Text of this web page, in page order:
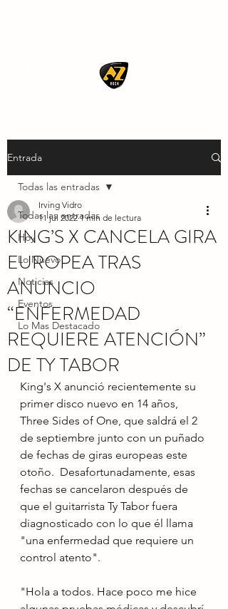
Entrada
Todas las entradas
Hoy
Lo Nuevo
Noticias
Eventos
Lo Mas Destacado
Todas las entradas
KING’S X CANCELA GIRA
EUROPEA TRAS
ANUNCIO
“ENFERMEDAD
REQUIERE ATENCIÓN”
DE TY TABOR
Irving Vidro
11 jul 2022 1 min de lectura
King's X anunció recientemente su
primer disco nuevo en 14 años,
Three Sides of One, que saldrá el 2
de septiembre junto con un puñado
de fechas de giras europeas este
otoño.  Desafortunadamente, esas
fechas se cancelaron después de
que el guitarrista Ty Tabor fuera
diagnosticado con lo que él llama
"una enfermedad que requiere un
control atento".
"Hola a todos. Hace poco me hice